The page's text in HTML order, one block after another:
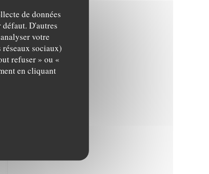
de données
D'autres
votre
sociaux)
refuser » ou «
en cliquant